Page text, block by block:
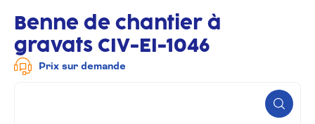
Benne de chantier à
gravats CIV-EI-1046
Prix sur demande
Zoom